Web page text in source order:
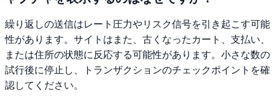
繰り返しの送信はレート圧力やリスク信号を引き起こす可能
性があります。サイトはまた、古くなったカート、支払い、
または住所の状態に反応する可能性があります。小さな数の
試行後に停止し、トランザクションのチェックポイントを確
認してください。